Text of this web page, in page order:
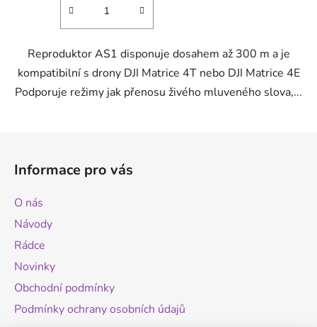
Reproduktor AS1 disponuje dosahem až 300 m a je
kompatibilní s drony DJI Matrice 4T nebo DJI Matrice 4E
Podporuje režimy jak přenosu živého mluveného slova,...
Informace pro vás
O nás
Návody
Rádce
Novinky
Obchodní podmínky
Podmínky ochrany osobních údajů